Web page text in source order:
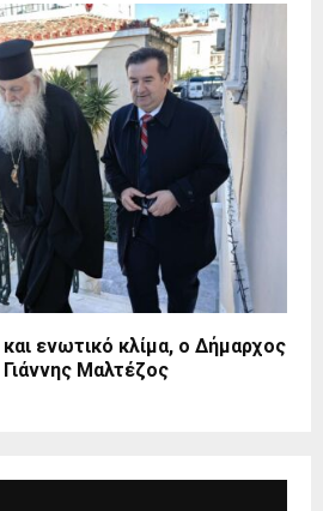
ενωτικό κλίμα, ο Δήμαρχος
Μαλτέζος